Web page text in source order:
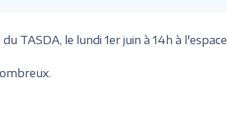
TASDA, le lundi 1er juin à 14h à l'espace